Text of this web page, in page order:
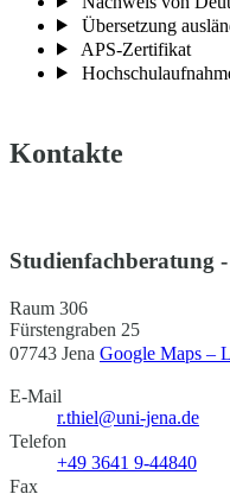
Übersetzung
APS-Zertifikat
Kontakte
Studienfachberatung
Raum 306
Fürstengraben 25
07743 Jena Google Maps –
E-Mail
r.thiel@uni-jena.de
Telefon
+49 3641 9-44840
Fax